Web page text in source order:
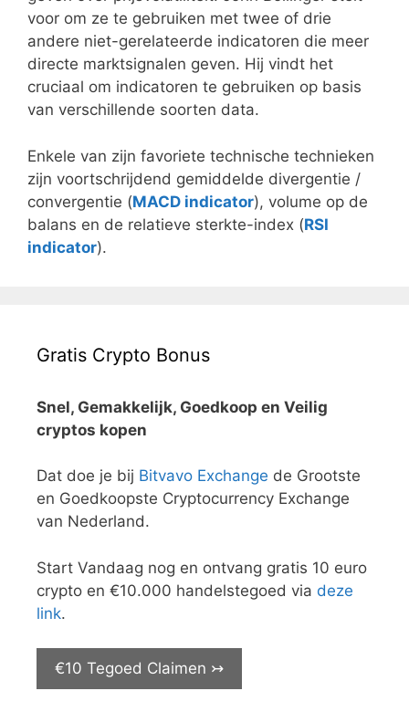
voor om ze te gebruiken met twee of drie
andere niet-gerelateerde indicatoren die meer
directe marktsignalen geven. Hij vindt het
cruciaal om indicatoren te gebruiken op basis
van verschillende soorten data.
Enkele van zijn favoriete technische technieken
zijn voortschrijdend gemiddelde divergentie /
convergentie (MACD indicator), volume op de
balans en de relatieve sterkte-index (RSI
indicator).
Gratis Crypto Bonus
Snel, Gemakkelijk, Goedkoop en Veilig
cryptos kopen
Dat doe je bij Bitvavo Exchange de Grootste
en Goedkoopste Cryptocurrency Exchange
van Nederland.
Start Vandaag nog en ontvang gratis 10 euro
crypto en €10.000 handelstegoed via deze
link.
€10 Tegoed Claimen ↣